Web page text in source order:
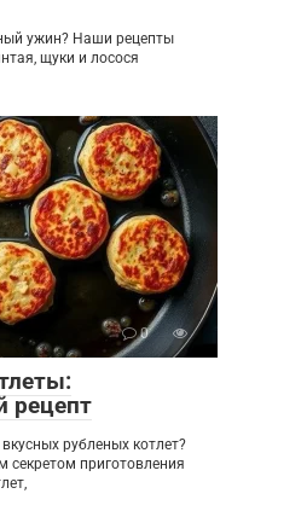
ужин? Наши рецепты
щуки и лосося
0
рецепт
рубленых котлет?
приготовления